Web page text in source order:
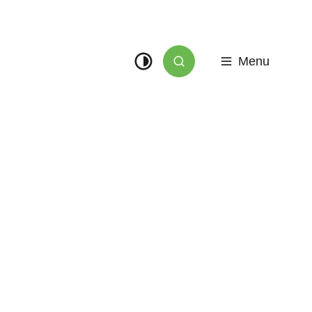
Hoog contrast
Zoek tonen / verbergen
Menu